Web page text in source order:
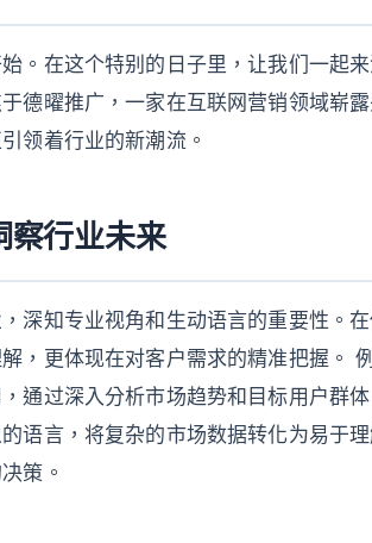
。在这个特别的日子里，让我们一起
德曜推广，一家在互联网营销领域崭露
领着行业的新潮流。
察行业未来
深知专业视角和生动语言的重要性。
，更体现在对客户需求的精准把握。
通过深入分析市场趋势和目标用户群
语言，将复杂的市场数据转化为易于
策。